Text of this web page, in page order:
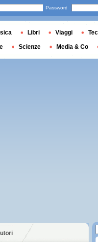
Password
Libri Viaggi
Scienze Media & Co